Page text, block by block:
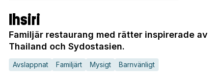
Ihsiri
Familjär restaurang med rätter inspirerade av
Thailand och Sydostasien.
Avslappnat Familjärt Mysigt Barnvänligt